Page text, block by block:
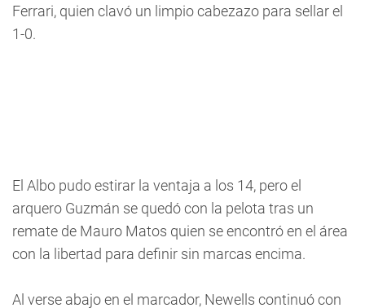
Ferrari, quien clavó un limpio cabezazo para sellar el
1-0.
El Albo pudo estirar la ventaja a los 14, pero el
arquero Guzmán se quedó con la pelota tras un
remate de Mauro Matos quien se encontró en el área
con la libertad para definir sin marcas encima.
Al verse abajo en el marcador, Newells continuó con